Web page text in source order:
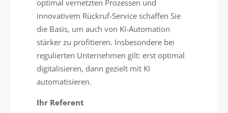
optimal vernetzten Prozessen und
innovativem Rückruf-Service schaffen Sie
die Basis, um auch von KI-Automation
stärker zu profitieren. Insbesondere bei
regulierten Unternehmen gilt: erst optimal
digitalisieren, dann gezielt mit KI
automatisieren.
Ihr Referent